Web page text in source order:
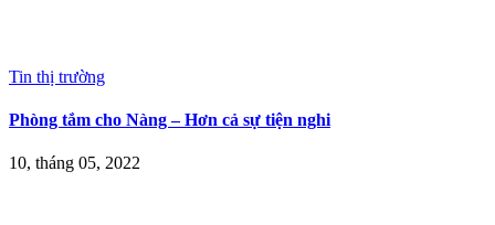
Tin thị trường
Phòng tắm cho Nàng – Hơn cả sự tiện nghi
10, tháng 05, 2022